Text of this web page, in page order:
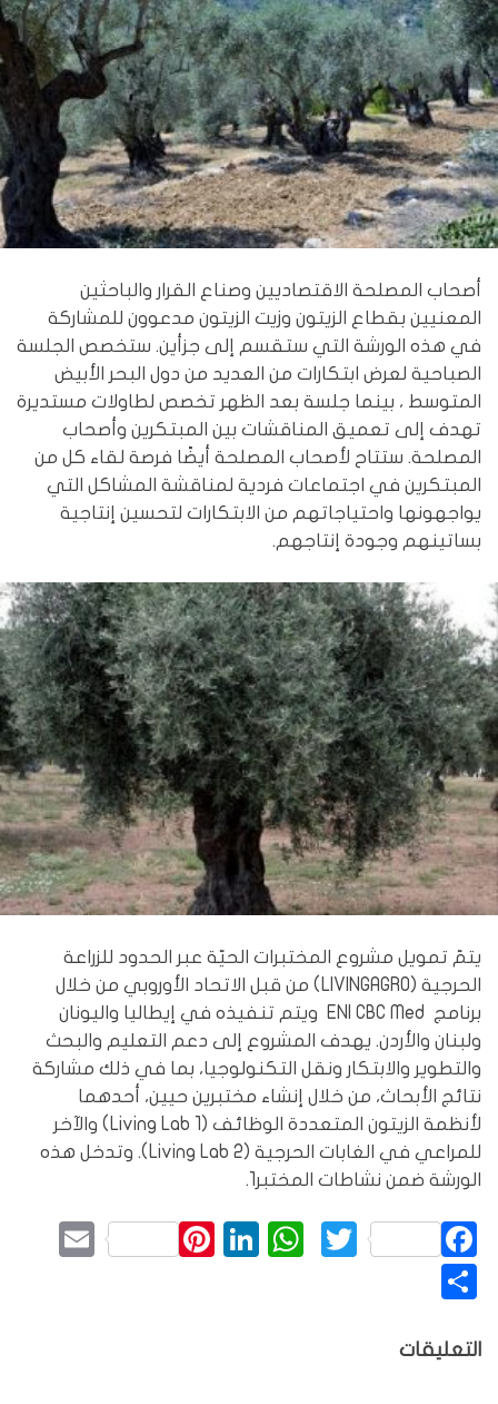
أصحاب المصلحة الاقتصاديين وصناع القرار والباحثين
المعنيين بقطاع الزيتون وزيت الزيتون مدعوون للمشاركة
في هذه الورشة التي ستقسم إلى جزأين. ستخصص الجلسة
الصباحية لعرض ابتكارات من العديد من دول البحر الأبيض
المتوسط ​، بينما جلسة بعد الظهر تخصص لطاولات مستديرة
تهدف إلى تعميق المناقشات بين المبتكرين وأصحاب
المصلحة. ستتاح لأصحاب المصلحة أيضًا فرصة لقاء كل من
المبتكرين في اجتماعات فردية لمناقشة المشاكل التي
يواجهونها واحتياجاتهم من الابتكارات لتحسين إنتاجية
بساتينهم وجودة إنتاجهم.
يتمّ تمويل مشروع المختبرات الحيّة عبر الحدود للزراعة
الحرجية (LIVINGAGRO) من قبل الاتحاد الأوروبي من خلال
برنامج ENI CBC Med ويتم تنفيذه في إيطاليا واليونان
ولبنان والأردن. يهدف المشروع إلى دعم التعليم والبحث
والتطوير والابتكار ونقل التكنولوجيا، بما في ذلك مشاركة
نتائج الأبحاث، من خلال إنشاء مختبرين حيين، أحدهما
لأنظمة الزيتون المتعددة الوظائف (Living Lab 1) والآخر
للمراعي في الغابات الحرجية (Living Lab 2). وتدخل هذه
الورشة ضمن نشاطات المختبر1.
Facebook
Twitter
WhatsApp
LinkedIn
Pinterest
التعليقات